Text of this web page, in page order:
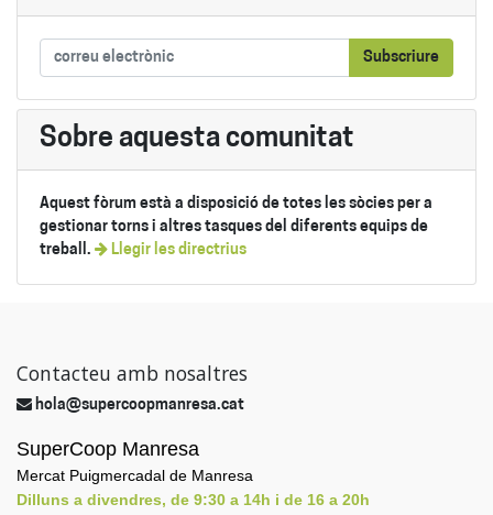
Subscriure
Sobre aquesta comunitat
Aquest fòrum està a disposició de totes les sòcies per a
gestionar torns i altres tasques del diferents equips de
treball.
Llegir les directrius
Contacteu amb nosaltres
hola@supercoopmanresa.cat
SuperCoop Manresa
Mercat Puigmercadal de Manresa
Dilluns a divendres, de 9:30 a 14h i de 16 a 20h